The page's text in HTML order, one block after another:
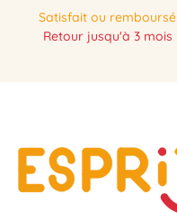
Satisfait ou remboursé
Retour jusqu'à 3 mois